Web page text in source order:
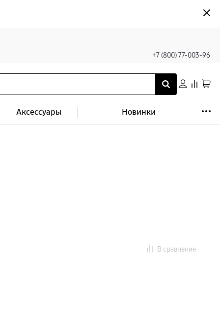
+7 (800) 77-003-96
Аксессуары Новинки
В сравнение